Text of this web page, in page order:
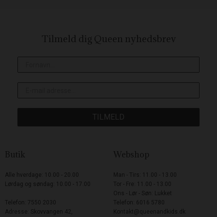
Tilmeld dig Queen nyhedsbrev
TILMELD
Butik
Alle hverdage: 10.00 - 20.00
Lørdag og søndag: 10.00 - 17.00
Telefon: 7550 2030
Adresse: Skovvangen 42,
Webshop
Man - Tirs: 11.00 - 13.00
Tor - Fre: 11.00 - 13.00
Ons - Lør - Søn: Lukket
Telefon: 6016 5780
Kontakt@queenandkids.dk